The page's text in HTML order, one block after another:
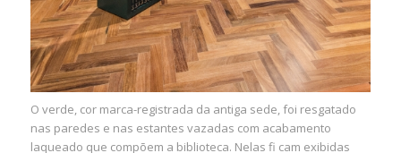
O verde, cor marca-registrada da antiga sede, foi resgatado
nas paredes e nas estantes vazadas com acabamento
laqueado que compõem a biblioteca. Nelas fi cam exibidas